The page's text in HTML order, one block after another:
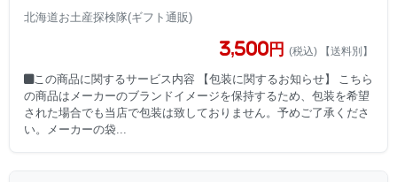
北海道お土産探検隊(ギフト通販)
3,500円 (税込) 【送料別】
■この商品に関するサービス内容 【包装に関するお知らせ】 こちら
の商品はメーカーのブランドイメージを保持するため、包装を希望
された場合でも当店で包装は致しておりません。予めご了承くださ
い。メーカーの袋...